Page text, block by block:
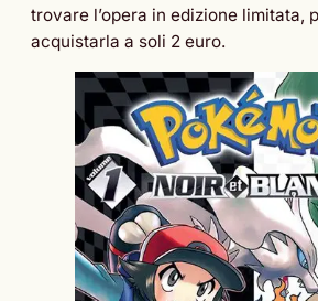
trovare l’opera in edizione limitata,
acquistarla a soli 2 euro.